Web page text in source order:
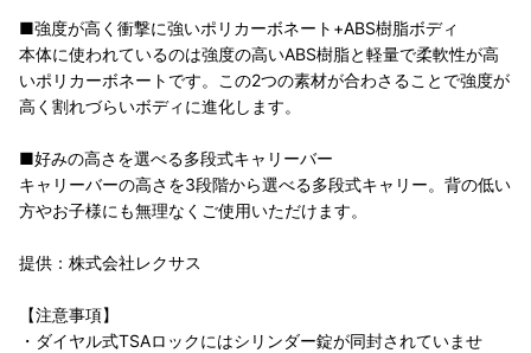
■強度が高く衝撃に強いポリカーボネート+ABS樹脂ボディ
本体に使われているのは強度の高いABS樹脂と軽量で柔軟性が高
いポリカーボネートです。この2つの素材が合わさることで強度が
高く割れづらいボディに進化します。
■好みの高さを選べる多段式キャリーバー
キャリーバーの高さを3段階から選べる多段式キャリー。背の低い
方やお子様にも無理なくご使用いただけます。
提供：株式会社レクサス
【注意事項】
・ダイヤル式TSAロックにはシリンダー錠が同封されていませ